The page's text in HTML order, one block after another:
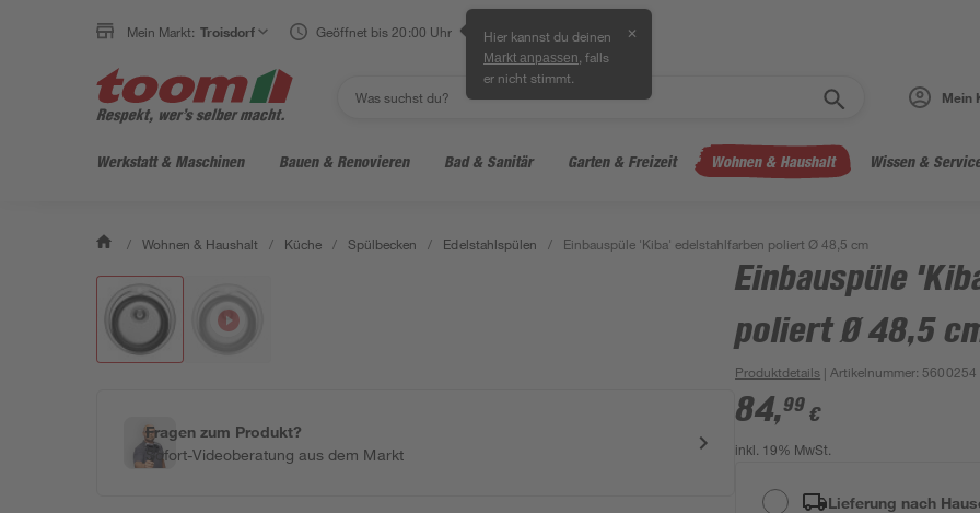
Mein Markt: Troisdorf Geöffnet bis 20:00 Uhr Hier kannst du deinen
Markt anpassen , falls
er nicht stimmt.
✕
Mein
Werkstatt & Maschinen Bauen & Renovieren Bad & Sanitär Garten & Freizeit Wohnen & Haushalt Wissen &
/ Wohnen & Haushalt / Küche / Spülbecken / Edelstahlspülen / Einbauspüle 'Kiba' edelstahlfarben poliert Ø 48,5 cm
Fragen zum Produkt?
Sofort-Videoberatung aus dem Markt
Einbauspüle
poliert Ø 48,5
Produktdetails | Artikelnummer: 5600254
84,99 €
inkl. 19% MwSt.
Lieferung nach